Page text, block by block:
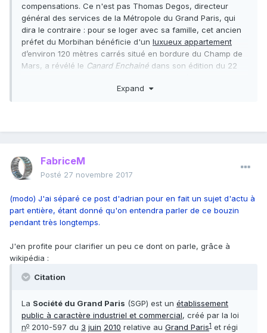
compensations. Ce n'est pas Thomas Degos, directeur
général des services de la Métropole du Grand Paris, qui
dira le contraire : pour se loger avec sa famille, cet ancien
préfet du Morbihan bénéficie d'un luxueux appartement
d’environ 120 mètres carrés situé en bordure du Champ de
Mars, a révélé le Canard Enchainé dans son édition du 22
monterait à 6.400 euros charges comprises... une goutte
Expand
FabriceM
Posté 27 novembre 2017
(modo) J'ai séparé ce post d'adrian pour en fait un sujet d'actu à
part entière, étant donné qu'on entendra parler de ce bouzin
pendant très longtemps.
J'en profite pour clarifier un peu ce dont on parle, grâce à
wikipédia :
Citation
La Société du Grand Paris (SGP) est un établissement
public à caractère industriel et commercial, créé par la loi
no 2010-597 du 3 juin 2010 relative au Grand Paris1 et régi